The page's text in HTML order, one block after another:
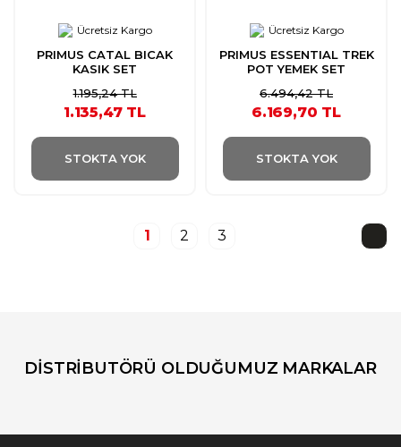
Ücretsiz Kargo
PRIMUS CATAL BICAK
KASIK SET
1.195,24 TL
1.135,47 TL
STOKTA YOK
Ücretsiz Kargo
PRIMUS ESSENTIAL TREK
POT YEMEK SET
6.494,42 TL
6.169,70 TL
STOKTA YOK
1 2 3
DİSTRİBUTÖRÜ OLDUĞUMUZ MARKALAR